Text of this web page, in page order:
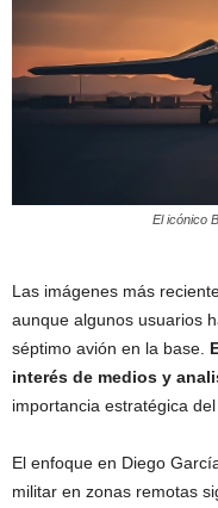
El icónico
Las imágenes más
aunque algunos usuarios
séptimo avión en la base.
interés de medios y
importancia estratégica del
El enfoque en Diego
militar en zonas remotas